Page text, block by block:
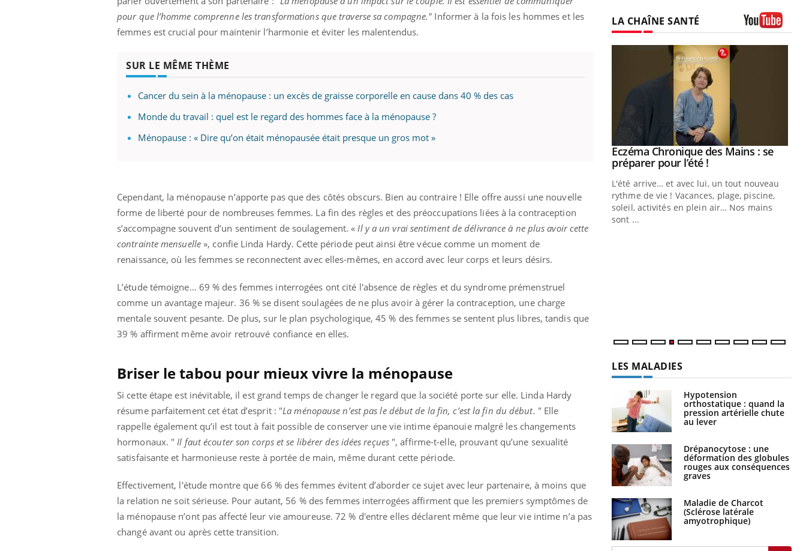
pour que l’homme comprenne les transformations que traverse sa compagne." Informer à la fois les hommes et les
femmes est crucial pour maintenir l’harmonie et éviter les malentendus.
SUR LE MÊME THÈME
Cancer du sein à la ménopause : un excès de graisse corporelle en cause dans 40 % des cas
Monde du travail : quel est le regard des hommes face à la ménopause ?
Ménopause : « Dire qu’on était ménopausée était presque un gros mot »
Cependant, la ménopause n’apporte pas que des côtés obscurs. Bien au contraire ! Elle offre aussi une nouvelle
forme de liberté pour de nombreuses femmes. La fin des règles et des préoccupations liées à la contraception
s’accompagne souvent d’un sentiment de soulagement. « Il y a un vrai sentiment de délivrance à ne plus avoir cette
contrainte mensuelle », confie Linda Hardy. Cette période peut ainsi être vécue comme un moment de
renaissance, où les femmes se reconnectent avec elles-mêmes, en accord avec leur corps et leurs désirs.
L’étude témoigne… 69 % des femmes interrogées ont cité l'absence de règles et du syndrome prémenstruel
comme un avantage majeur. 36 % se disent soulagées de ne plus avoir à gérer la contraception, une charge
mentale souvent pesante. De plus, sur le plan psychologique, 45 % des femmes se sentent plus libres, tandis que
39 % affirment même avoir retrouvé confiance en elles.
Briser le tabou pour mieux vivre la ménopause
Si cette étape est inévitable, il est grand temps de changer le regard que la société porte sur elle. Linda Hardy
résume parfaitement cet état d’esprit : "La ménopause n’est pas le début de la fin, c’est la fin du début. " Elle
rappelle également qu’il est tout à fait possible de conserver une vie intime épanouie malgré les changements
hormonaux. " Il faut écouter son corps et se libérer des idées reçues", affirme-t-elle, prouvant qu’une sexualité
satisfaisante et harmonieuse reste à portée de main, même durant cette période.
Effectivement, l'étude montre que 66 % des femmes évitent d’aborder ce sujet avec leur partenaire, à moins que
la relation ne soit sérieuse. Pour autant, 56 % des femmes interrogées affirment que les premiers symptômes de
la ménopause n’ont pas affecté leur vie amoureuse. 72 % d'entre elles déclarent même que leur vie intime n’a pas
changé avant ou après cette transition.
LA CHAÎNE SANTÉ
d'autres non ! D'un côté, poser des
questions sur la maladie d'un proche c'est
même alopécie… Les symptômes de la
carence en fer sont multiples ce qui la rend
...
reste entourée d'idées reçues chez les
patients comme parfois chez les soignants.
Youtube
Eczéma Chronique des Mains : se
préparer pour l’été !Youtube
L'été arrive… et avec lui, un tout nouveau
rythme de vie ! Vacances, plage, piscine,
soleil, activités en plein air… Nos mains
sont ...
LES MALADIES
Hypotension
orthostatique : quand la
pression artérielle chute
au lever
Drépanocytose : une
déformation des globules
rouges aux conséquences
graves
Maladie de Charcot
(Sclérose latérale
amyotrophique)